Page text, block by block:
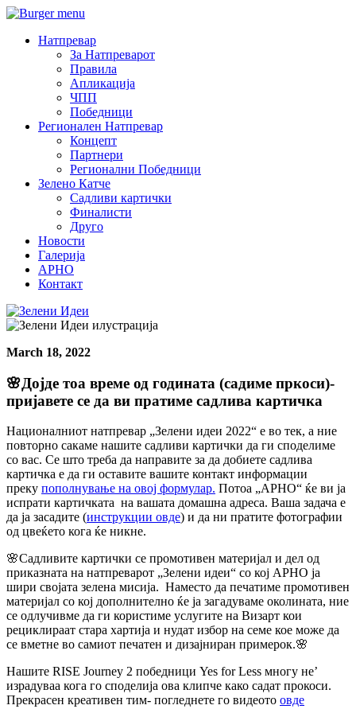
Натпревар
За Натпреварот
Правила
Апликација
ЧПП
Победници
Регионален Натпревар
Концепт
Партнери
Регионални Победници
Зелено Катче
Садливи картички
Финалисти
Друго
Новости
Галерија
АРНО
Контакт
March 18, 2022
🌸Дојде тоа време од годината (садиме пркоси)-
пријавете се да ви пратиме садлива картичка
Националниот натпревар „Зелени идеи 2022“ е во тек, а ние
повторно сакаме нашите садливи картички да ги споделиме
со вас. Се што треба да направите за да добиете садлива
картичка е да ги оставите вашите контакт информации
преку пополнување на овој формулар. Потоа „АРНО“ ќе ви ја
испрати картичката на вашата домашна адреса. Ваша задача е
да ја засадите (инструкции овде) и да ни пратите фотографии
од цвеќето кога ќе никне.
🌸Садливите картички се промотивен материјал и дел од
приказната на натпреварот „Зелени идеи“ со кој АРНО ја
шири својата зелена мисија. Наместо да печатиме промотивен
материјал со кој дополнително ќе ја загадуваме околината, ние
се одлучивме да ги користиме услугите на Визарт кои
рециклираат стара хартија и нудат избор на семе кое може да
се вметне во самиот печатен и дизајниран примерок.🌸
Нашите RISE Journey 2 победници Yes for Less многу не’
израдуваа кога го споделија ова клипче како садат прокоси.
Прекрасен креативен тим- погледнете го видеото овде